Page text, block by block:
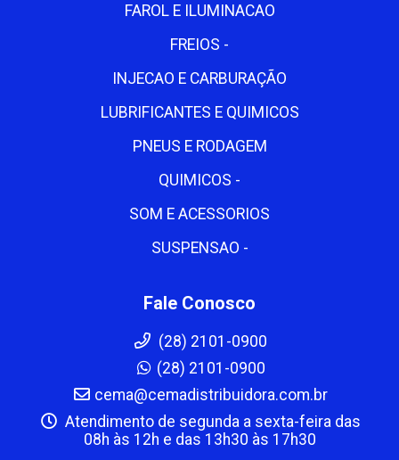
FAROL E ILUMINACAO
FREIOS -
INJECAO E CARBURAÇÃO
LUBRIFICANTES E QUIMICOS
PNEUS E RODAGEM
QUIMICOS -
SOM E ACESSORIOS
SUSPENSAO -
Fale Conosco
(28) 2101-0900
(28) 2101-0900
cema@cemadistribuidora.com.br
Atendimento de segunda a sexta-feira das
08h às 12h e das 13h30 às 17h30